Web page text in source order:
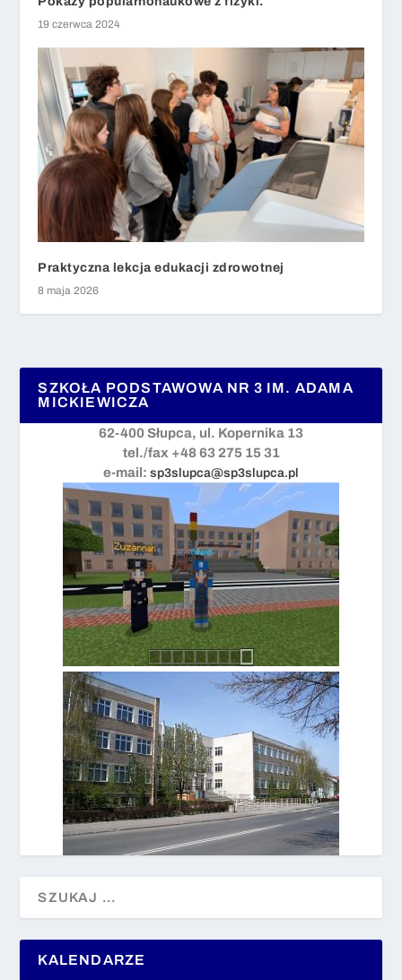
19 czerwca 2024
Praktyczna lekcja edukacji zdrowotnej
8 maja 2026
SZKOŁA PODSTAWOWA NR 3 IM. ADAMA
MICKIEWICZA
62-400 Słupca, ul. Kopernika 13
tel./fax +48 63 275 15 31
e-mail: sp3slupca@sp3slupca.pl
KALENDARZE